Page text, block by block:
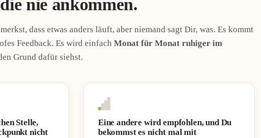
nie ankommen.
dass etwas anders läuft, aber niemand sagt Dir, was. Es kommt
Feedback. Es wird einfach Monat für Monat ruhiger im
Grund dafür siehst.
Stelle,
nicht
Eine andere wird empfohlen, und Du
bekommst es nicht mal mit